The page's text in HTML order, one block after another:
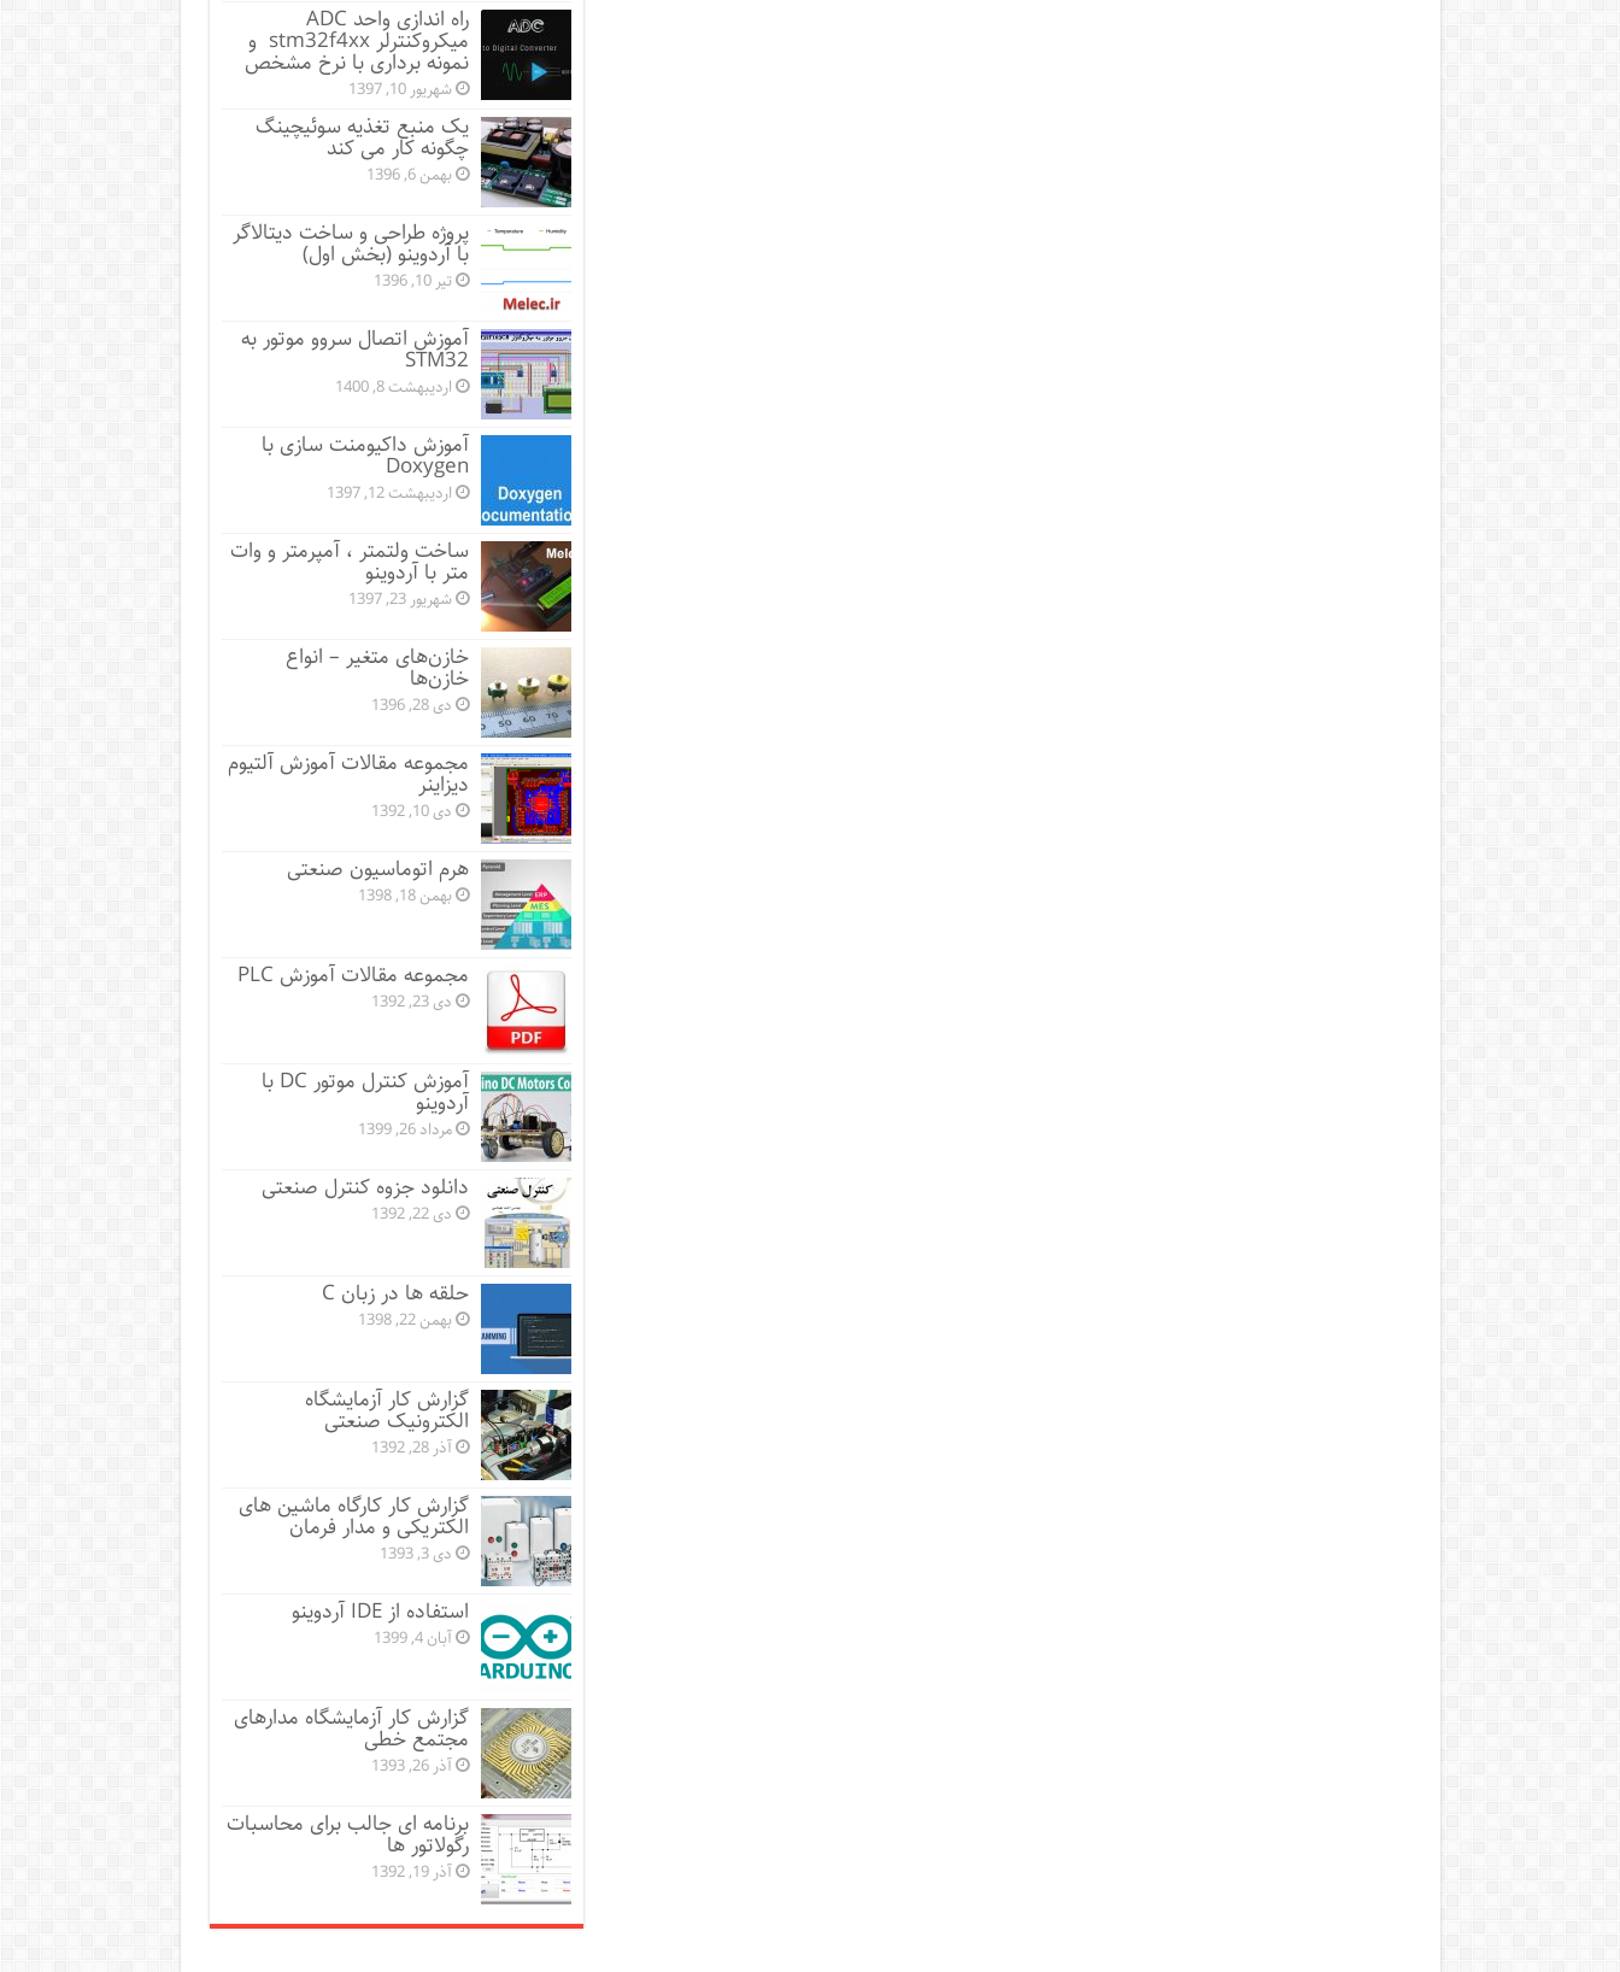
راه اندازی واحد ADC
میکروکنترلر stm32f4xx و
نمونه برداری با نرخ مشخص
شهریور 10, 1397
یک منبع تغذیه سوئیچینگ
چگونه کار می کند
بهمن 6, 1396
پروژه طراحی و ساخت دیتالاگر
با آردوینو (بخش اول)
تیر 10, 1396
آموزش اتصال سروو موتور به
STM32
اردیبهشت 8, 1400
آموزش داکیومنت سازی با
Doxygen
اردیبهشت 12, 1397
ساخت ولتمتر ، آمپرمتر و وات
متر با آردوینو
شهریور 23, 1397
خازن‌های متغیر – انواع
خازن‌ها
دی 28, 1396
مجموعه مقالات آموزش آلتیوم
دیزاینر
دی 10, 1392
هرم اتوماسیون صنعتی
بهمن 18, 1398
مجموعه مقالات آموزش PLC
دی 23, 1392
آموزش کنترل موتور DC با
آردوینو
مرداد 26, 1399
دانلود جزوه کنترل صنعتی
دی 22, 1392
حلقه ها در زبان C
بهمن 22, 1398
گزارش کار آزمایشگاه
الکترونیک صنعتی
آذر 28, 1392
گزارش کار کارگاه ماشین های
الکتریکی و مدار فرمان
دی 3, 1393
استفاده از IDE آردوینو
آبان 4, 1399
گزارش کار آزمایشگاه مدارهای
مجتمع خطی
آذر 26, 1393
برنامه ای جالب برای محاسبات
رگولاتور ها
آذر 19, 1392